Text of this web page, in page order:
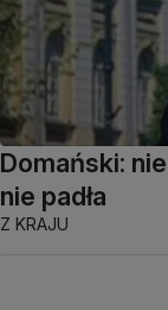
Domański:
nie padła
Z KRAJU